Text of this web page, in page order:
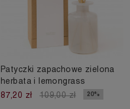
Patyczki zapachowe zielona
herbata i lemongrass
87,20 zł
109,00 zł 20%